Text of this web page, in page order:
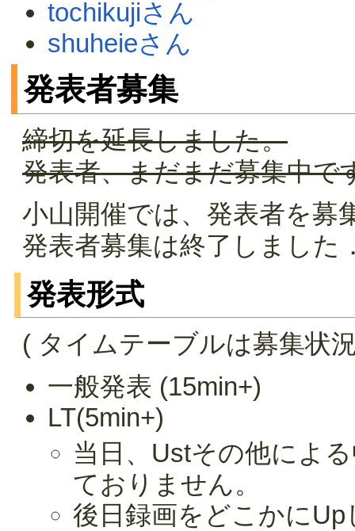
tochikujiさん
shuheieさん
発表者募集
締切を延長しました。
発表者、まだまだ募集中で
小山開催では、発表者を募
発表者募集は終了しました
発表形式
( タイムテーブルは募集状
一般発表 (15min+)
LT(5min+)
当日、Ustその他によ
ておりません。
後日録画をどこかにUp